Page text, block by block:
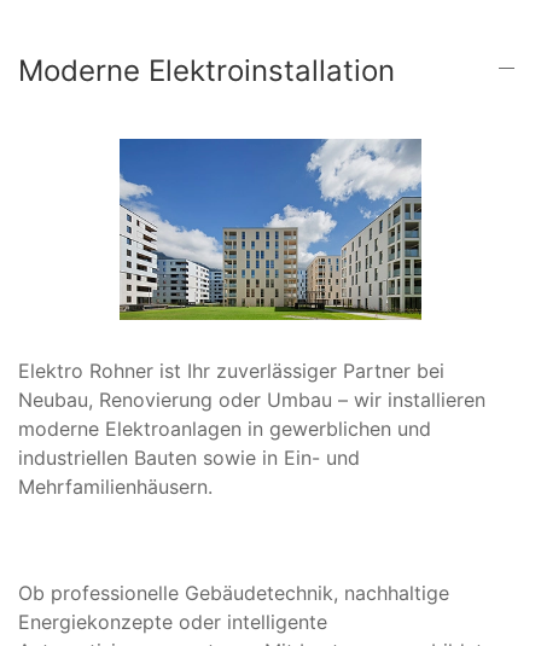
Moderne Elektroinstallation
Elektro Rohner ist Ihr zuverlässiger Partner bei
Neubau, Renovierung oder Umbau – wir installieren
moderne Elektroanlagen in gewerblichen und
industriellen Bauten sowie in Ein- und
Mehrfamilienhäusern.
Ob professionelle Gebäudetechnik, nachhaltige
Energiekonzepte oder intelligente